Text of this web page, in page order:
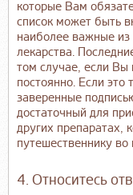
которые Вам
список может быть
наиболее важные из
лекарства.
том случае, если Вы
постоянно. Если это
заверенные
достаточный для
других препаратах,
путешественнику
4. Относитесь